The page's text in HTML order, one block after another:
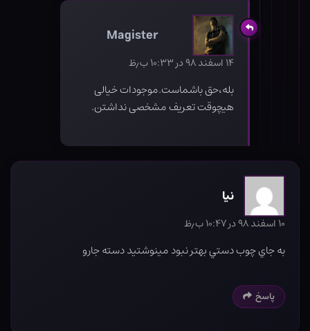
Magister
۱۴ اسفند ۹۸ در ۱۰:۳۳ ب٫ظ
بله،حق باشماست.موجودات خیالی
هیچوقت تعریف مشخصی نداشتن.
نيا
۱۰ اسفند ۹۸ در ۱۰:۴۷ ب٫ظ
به جاي چوب دستي بهتر نبود مينوشتيد دسته جارو
پاسخ